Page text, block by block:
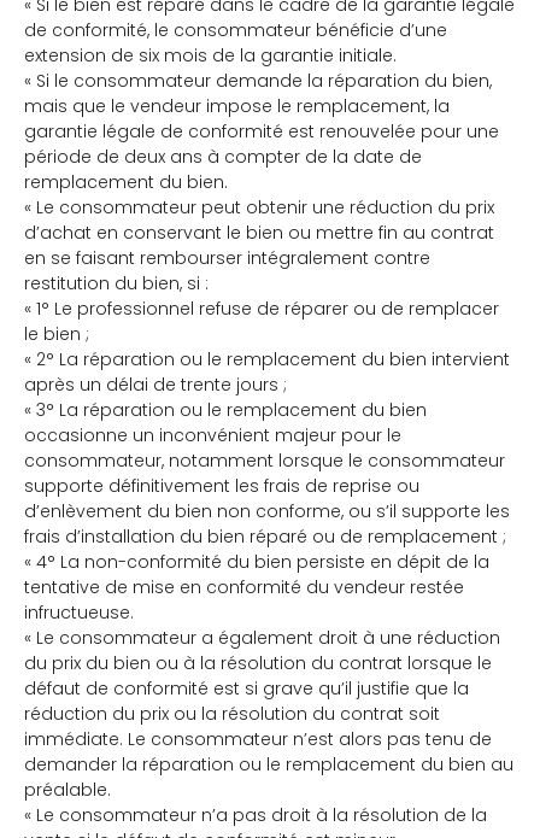
« Si le bien est réparé dans le cadre de la garantie légale
de conformité, le consommateur bénéficie d’une
extension de six mois de la garantie initiale.
« Si le consommateur demande la réparation du bien,
mais que le vendeur impose le remplacement, la
garantie légale de conformité est renouvelée pour une
période de deux ans à compter de la date de
remplacement du bien.
« Le consommateur peut obtenir une réduction du prix
d’achat en conservant le bien ou mettre fin au contrat
en se faisant rembourser intégralement contre
restitution du bien, si :
« 1° Le professionnel refuse de réparer ou de remplacer
le bien ;
« 2° La réparation ou le remplacement du bien intervient
après un délai de trente jours ;
« 3° La réparation ou le remplacement du bien
occasionne un inconvénient majeur pour le
consommateur, notamment lorsque le consommateur
supporte définitivement les frais de reprise ou
d’enlèvement du bien non conforme, ou s’il supporte les
frais d’installation du bien réparé ou de remplacement ;
« 4° La non-conformité du bien persiste en dépit de la
tentative de mise en conformité du vendeur restée
infructueuse.
« Le consommateur a également droit à une réduction
du prix du bien ou à la résolution du contrat lorsque le
défaut de conformité est si grave qu’il justifie que la
réduction du prix ou la résolution du contrat soit
immédiate. Le consommateur n’est alors pas tenu de
demander la réparation ou le remplacement du bien au
préalable.
« Le consommateur n’a pas droit à la résolution de la